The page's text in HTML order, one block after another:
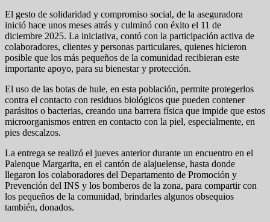
El gesto de solidaridad y compromiso social, de la aseguradora
inició hace unos meses atrás y culminó con éxito el 11 de
diciembre 2025. La iniciativa, contó con la participación activa de
colaboradores, clientes y personas particulares, quienes hicieron
posible que los más pequeños de la comunidad recibieran este
importante apoyo, para su bienestar y protección.
El uso de las botas de hule, en esta población, permite protegerlos
contra el contacto con residuos biológicos que pueden contener
parásitos o bacterias, creando una barrera física que impide que estos
microorganismos entren en contacto con la piel, especialmente, en
pies descalzos.
La entrega se realizó el jueves anterior durante un encuentro en el
Palenque Margarita, en el cantón de alajuelense, hasta donde
llegaron los colaboradores del Departamento de Promoción y
Prevención del INS y los bomberos de la zona, para compartir con
los pequeños de la comunidad, brindarles algunos obsequios
también, donados.